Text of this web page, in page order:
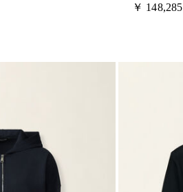
￥ 148,285